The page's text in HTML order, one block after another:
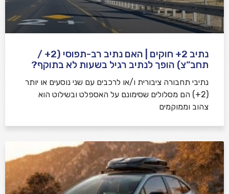
נתיב 2+ חוקים | האם נתיב רב-תפוסי (2+ /
תחב”צ) הופך לנתיב רגיל בשעות לא בתוקף?
נתיבי תחבורה ציבורית ו/או לרכבים עם שני נוסעים או יותר
(2+) הם מסלולים שסימונם על האספלט ובשילוט הוא
צהוב וממוקמים